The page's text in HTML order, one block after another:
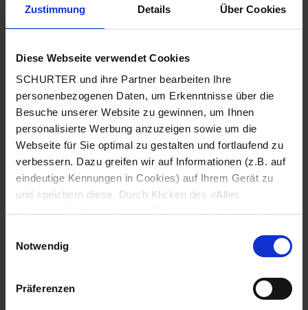
Zustimmung Details Über Cookies
Diese Webseite verwendet Cookies
SCHURTER und ihre Partner bearbeiten Ihre
personenbezogenen Daten, um Erkenntnisse über die
Besuche unserer Website zu gewinnen, um Ihnen
personalisierte Werbung anzuzeigen sowie um die
Webseite für Sie optimal zu gestalten und fortlaufend zu
verbessern. Dazu greifen wir auf Informationen (z.B. auf
eindeutige Kennungen in Cookies) auf Ihrem Gerät zu
und speichern diese. Durch Klicken des «Alles
zu. Sie können Ihre Einstellungen jederzeit ändern, indem
Sie auf «Cookie-Einstellungen verwalten» am Seitenende
klicken. Ihre Einstellungen werden unseren Partnern
gemeldet und haben keinen Einfluss auf die
Notwendig
Präferenzen
Stadt*
Land*
Telefonnummer*